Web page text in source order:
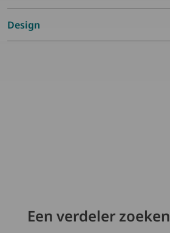
Design
Een verdeler zoeken